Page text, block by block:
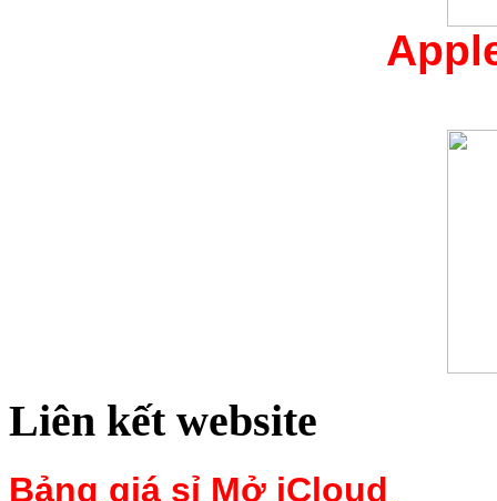
Liên kết website
Bảng giá sỉ Mở iCloud